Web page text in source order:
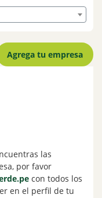
las
por favor
con todos los
en el perfil de tu